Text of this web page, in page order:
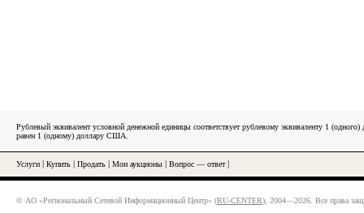
Рублевый эквивалент условной денежной единицы соответствует рублевому эквиваленту 1
равен 1 (одному) доллару США.
Услуги Купить Продать Мои аукционы Вопрос — ответ|
© АО «Региональный Сетевой Информационный Центр» (RU-CENTER), 2004—2026. Все права